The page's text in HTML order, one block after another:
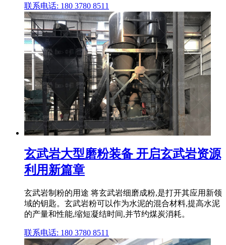
联系电话: 180 3780 8511
玄武岩大型磨粉装备 开启玄武岩资源
利用新篇章
玄武岩制粉的用途 将玄武岩细磨成粉,是打开其应用新领
域的钥匙。玄武岩粉可以作为水泥的混合材料,提高水泥
的产量和性能,缩短凝结时间,并节约煤炭消耗。
联系电话: 180 3780 8511